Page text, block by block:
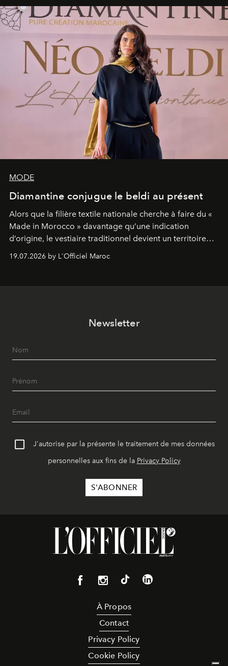
MODE
Diamantine conjugue le beldi au présent
Alors que la filière textile nationale cherche à faire du «
Made in Morocco » davantage qu’une indication
d’origine, le vestiaire traditionnel devient un territoire
d’expérimentation. Avec Néo Beldi, Diamantine en
révise les proportions et les usages pour l’inscrire dans
19.07.2026 by L'Officiel Maroc
Newsletter
J'autorise par la présente le traitement de mes données
personnelles aux fins de la Privacy Policy
À Propos
Contact
Privacy Policy
Cookie Policy